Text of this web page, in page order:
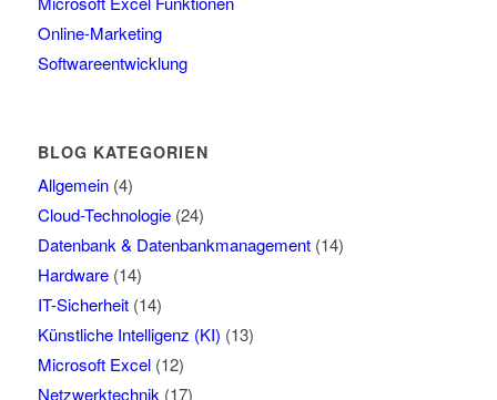
Online-Marketing
Softwareentwicklung
BLOG KATEGORIEN
Allgemein(4)
Cloud-Technologie(24)
Datenbank & Datenbankmanagement(14)
Hardware(14)
IT-Sicherheit(14)
Künstliche Intelligenz (KI) (13)
Microsoft Excel(12)
Netzwerktechnik (17)